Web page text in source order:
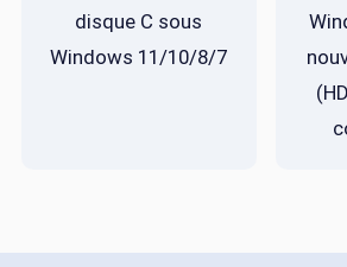
disque C sous
Windows 11/10/8/7